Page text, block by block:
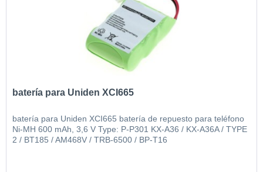
batería para Uniden XCI665
batería para Uniden XCI665 batería de repuesto para teléfono
Ni-MH 600 mAh, 3,6 V Type: P-P301 KX-A36 / KX-A36A / TYPE
2 / BT185 / AM468V / TRB-6500 / BP-T16